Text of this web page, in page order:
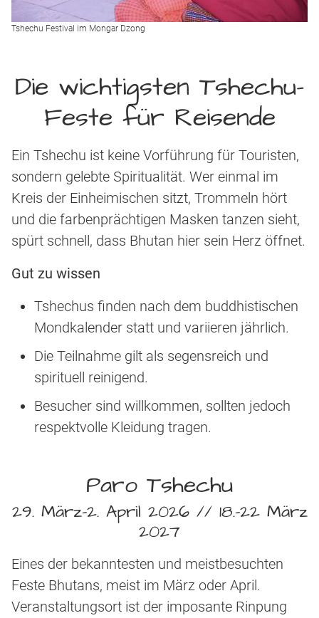
Tshechu Festival im Mongar Dzong
Die wichtigsten Tshechu-
Feste für Reisende
Ein Tshechu ist keine Vorführung für Touristen,
sondern gelebte Spiritualität. Wer einmal im
Kreis der Einheimischen sitzt, Trommeln hört
und die farbenprächtigen Masken tanzen sieht,
spürt schnell, dass Bhutan hier sein Herz öffnet.
Gut zu wissen
Tshechus finden nach dem buddhistischen
Mondkalender statt und variieren jährlich.
Die Teilnahme gilt als segensreich und
spirituell reinigend.
Besucher sind willkommen, sollten jedoch
respektvolle Kleidung tragen.
Paro Tshechu
29. März-2. April 2026 // 18.-22 März
2027
Eines der bekanntesten und meistbesuchten
Feste Bhutans, meist im März oder April.
Veranstaltungsort ist der imposante Rinpung